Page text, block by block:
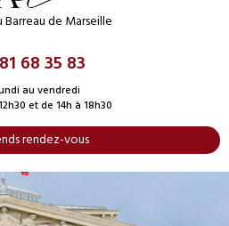
de Marseille
68 35 83
au vendredi
et de 14h à 18h30
rendez-vous